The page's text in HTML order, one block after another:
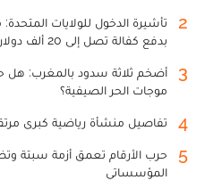
2
بدفع كفالة تصل إلى 20 ألف دولار
3
أضخم ثلاثة سدود بالمغرب:
موجات الحر الصيفية؟
4 تفاصيل منشأة رياضية كبرى
5
حرب الأرقام تعمق أزمة سبتة
المؤسساتي